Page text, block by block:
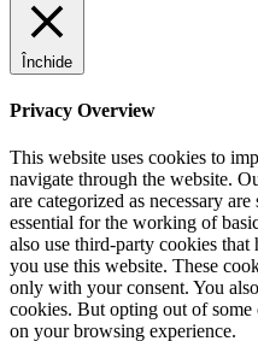
Închide
Privacy Overview
This website uses cookies to
navigate through the website.
are categorized as necessary
essential for the working of
also use third-party cookies
you use this website. These
only with your consent. You
cookies. But opting out of some
on your browsing experience.